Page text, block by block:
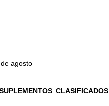
agosto
CLASIFICADOS